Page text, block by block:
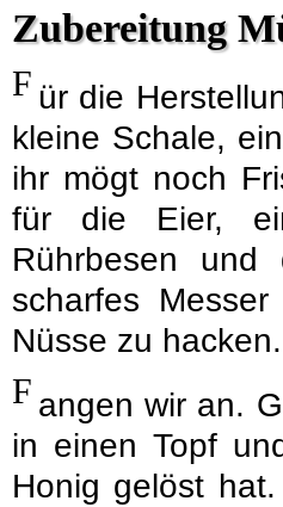
Zubereitung
F ür die
kleine Schale,
ihr mögt noch
für die Eier,
Rührbesen
scharfes
Nüsse zu hacken.
F angen wir an.
in einen Topf
Honig gelöst